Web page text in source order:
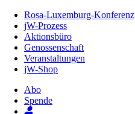
Inhalt
Seite
Rosa-Luxemburg-Konferenz
jW-Prozess
Aktionsbüro
Genossenschaft
Veranstaltungen
jW-Shop
Abo
Spende